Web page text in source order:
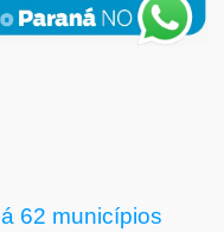
62 municípios